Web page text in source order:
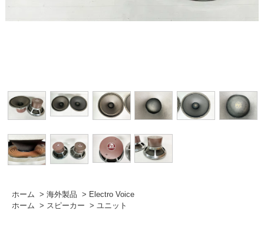
ホーム > 海外製品 > Electro Voice
ホーム > スピーカー > ユニット